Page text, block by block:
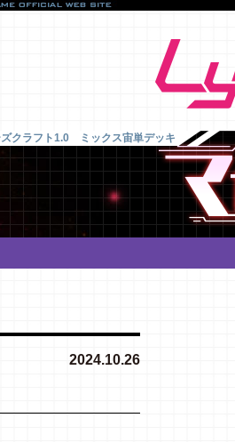
ズクラフト1.0 ミックス宙単デッキ
2024.10.26